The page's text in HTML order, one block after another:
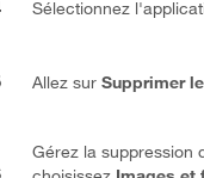
Sélectionnez
Allez surSupprimer
Gérez la suppression